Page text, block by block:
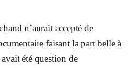
n’aurait accepté de
faisant la part belle à
été question de